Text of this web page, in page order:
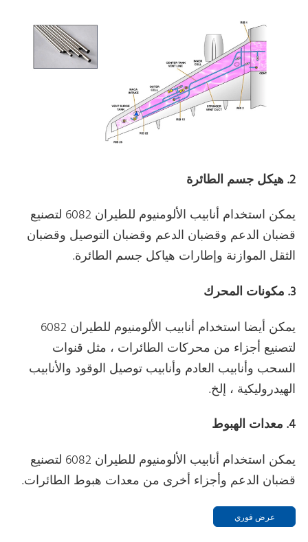
2. هيكل جسم الطائرة
يمكن استخدام أنابيب الألومنيوم للطيران 6082 لتصنيع
قضبان الدعم وقضبان الدعم وقضبان التوصيل وقضبان
الثقل الموازنة وإطارات هياكل جسم الطائرة.
3. مكونات المحرك
يمكن أيضا استخدام أنابيب الألومنيوم للطيران 6082
لتصنيع أجزاء من محركات الطائرات ، مثل قنوات
السحب وأنابيب العادم وأنابيب توصيل الوقود والأنابيب
الهيدروليكية ، إلخ.
4. معدات الهبوط
يمكن استخدام أنابيب الألومنيوم للطيران 6082 لتصنيع
قضبان الدعم وأجزاء أخرى من معدات هبوط الطائرات.
عرض فوري